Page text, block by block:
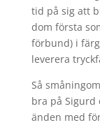
tid på sig att
dom första
förbund) i
leverera
Så
bra på Sigurd
änden med